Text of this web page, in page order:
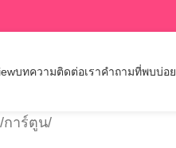
บทความติดต่อเราคำถามที่พบบ่อย
การ์ตูน/